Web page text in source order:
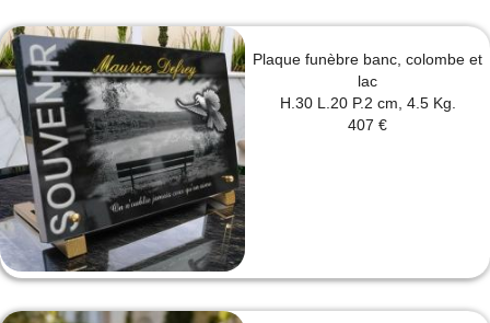
Plaque funèbre banc, colombe et
lac
H.30 L.20 P.2 cm, 4.5 Kg.
407 €